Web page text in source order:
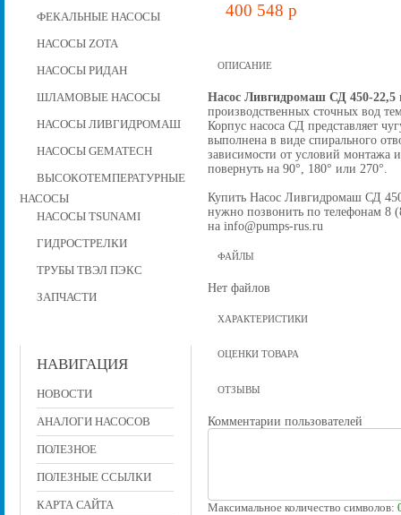
ФЕКАЛЬНЫЕ НАСОСЫ
НАСОСЫ ZOTA
НАСОСЫ РИДАН
ШЛАМОВЫЕ НАСОСЫ
НАСОСЫ ЛИВГИДРОМАШ
НАСОСЫ GEMATECH
ВЫСОКОТЕМПЕРАТУРНЫЕ
НАСОСЫ
НАСОСЫ TSUNAMI
ГИДРОСТРЕЛКИ
ТРУБЫ ТВЭЛ ПЭКС
ЗАПЧАСТИ
НАВИГАЦИЯ
НОВОСТИ
АНАЛОГИ НАСОСОВ
ПОЛЕЗНОЕ
ПОЛЕЗНЫЕ ССЫЛКИ
КАРТА САЙТА
400 548 p
ОПИСАНИЕ
Насос Ливгидромаш СД 450-22,5
производственных сточных вод
Корпус насоса СД представляет
выполнена в виде спирального
зависимости от условий монтажа
повернуть на 90°, 180° или 270°.
Купить Насос Ливгидромаш СД
нужно позвонить по телефонам 8
на info@pumps-rus.ru
ФАЙЛЫ
Нет файлов
ХАРАКТЕРИСТИКИ
ОЦЕНКИ ТОВАРА
ОТЗЫВЫ
Комментарии пользователей
Максимальное количество символов: